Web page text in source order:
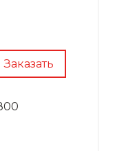
Заказать